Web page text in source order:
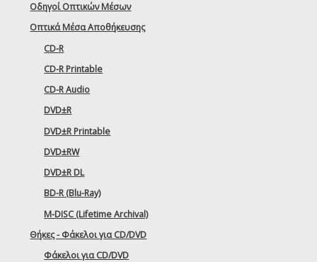
Οδηγοί Οπτικών Μέσων
Οπτικά Μέσα Αποθήκευσης
CD-R
CD-R Printable
CD-R Audio
DVD±R
DVD±R Printable
DVD±RW
DVD±R DL
BD-R (Blu-Ray)
M-DISC (Lifetime Archival)
Θήκες - Φάκελοι για CD/DVD
Φάκελοι για CD/DVD